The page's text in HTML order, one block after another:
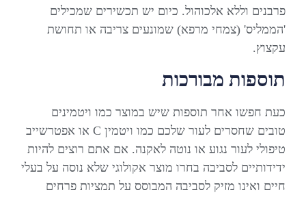
פרבנים וללא אלכוהול. כיום יש תכשירים שמכילים
'הממליס' (צמחי מרפא) שמונעים צריבה או תחושת
עקצוץ.
תוספות מבורכות
כעת חפשו אחר תוספות שיש במוצר כמו ויטמינים
טובים שחסרים לעור שלכם כמו ויטמין C או אפטרשייב
טיפולי לעור נגוע או נוטה לאקנה. אם אתם רוצים להיות
ידידותיים לסביבה בחרו מוצר אקולוגי שלא נוסה על בעלי
חיים ואינו מזיק לסביבה המבוסס על תמציות פרחים